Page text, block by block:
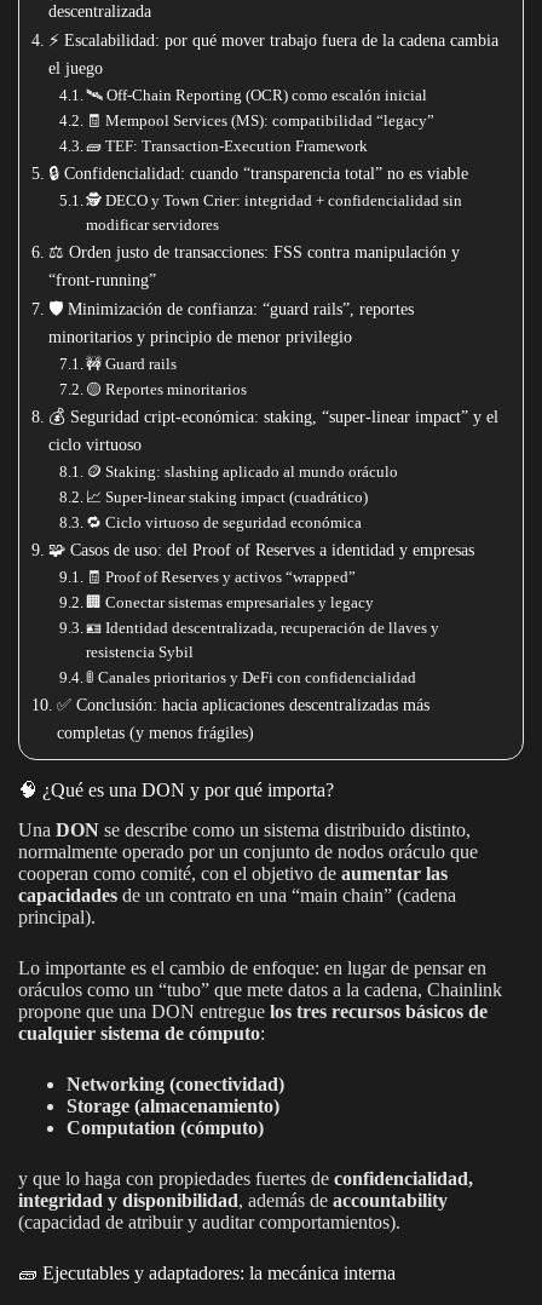
descentralizada
⚡ Escalabilidad: por qué mover trabajo fuera de la cadena cambia
el juego
🛰️ Off-Chain Reporting (OCR) como escalón inicial
🧾 Mempool Services (MS): compatibilidad “legacy”
🧱 TEF: Transaction-Execution Framework
🔒 Confidencialidad: cuando “transparencia total” no es viable
🕵️ DECO y Town Crier: integridad + confidencialidad sin
modificar servidores
⚖️ Orden justo de transacciones: FSS contra manipulación y
“front-running”
🛡️ Minimización de confianza: “guard rails”, reportes
minoritarios y principio de menor privilegio
🚧 Guard rails
🟡 Reportes minoritarios
💰 Seguridad cript-económica: staking, “super-linear impact” y el
ciclo virtuoso
🪙 Staking: slashing aplicado al mundo oráculo
📈 Super-linear staking impact (cuadrático)
🔁 Ciclo virtuoso de seguridad económica
🧩 Casos de uso: del Proof of Reserves a identidad y empresas
🧾 Proof of Reserves y activos “wrapped”
🏢 Conectar sistemas empresariales y legacy
🪪 Identidad descentralizada, recuperación de llaves y
resistencia Sybil
🚦 Canales prioritarios y DeFi con confidencialidad
✅ Conclusión: hacia aplicaciones descentralizadas más
completas (y menos frágiles)
🧠 ¿Qué es una DON y por qué importa?
Una DON se describe como un sistema distribuido distinto,
normalmente operado por un conjunto de nodos oráculo que
cooperan como comité, con el objetivo de aumentar las
capacidades de un contrato en una “main chain” (cadena
principal).
Lo importante es el cambio de enfoque: en lugar de pensar en
oráculos como un “tubo” que mete datos a la cadena, Chainlink
propone que una DON entregue los tres recursos básicos de
cualquier sistema de cómputo:
Networking (conectividad)
Storage (almacenamiento)
Computation (cómputo)
y que lo haga con propiedades fuertes de confidencialidad,
integridad y disponibilidad, además de accountability
(capacidad de atribuir y auditar comportamientos).
🧱 Ejecutables y adaptadores: la mecánica interna